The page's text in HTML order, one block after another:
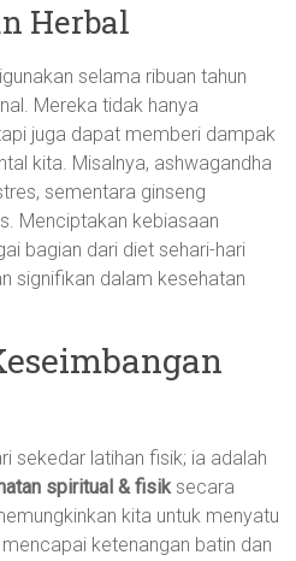
Herbal
selama ribuan tahun
Mereka tidak hanya
juga dapat memberi dampak
kita. Misalnya, ashwagandha
sementara ginseng
Menciptakan kebiasaan
bagian dari diet sehari-hari
signifikan dalam kesehatan
sekedar latihan fisik; ia adalah
spiritual & fisiksecara
kita untuk menyatu
ketenangan batin dan